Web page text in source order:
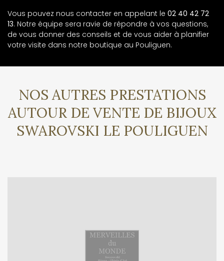
Vous pouvez nous contacter en appelant le 02 40 42 72
13. Notre équipe sera ravie de répondre à vos questions,
de vous donner des conseils et de vous aider à planifier
votre visite dans notre boutique au Pouliguen.
NOS AUTRES PRESTATIONS
AUTOUR DE VENTE DE BIJOUX
SWAROVSKI LE POULIGUEN